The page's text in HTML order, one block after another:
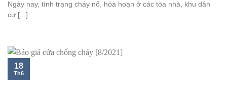
Ngày nay, tình trạng cháy nổ, hỏa hoạn ở các tòa nhà, khu dân
cư [...]
18
Th6